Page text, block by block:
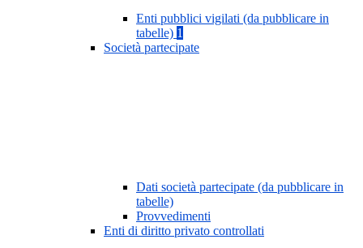
Enti pubblici vigilati (da pubblicare in
tabelle) 1
Società partecipate
Dati società partecipate (da pubblicare in
tabelle)
Provvedimenti
Enti di diritto privato controllati